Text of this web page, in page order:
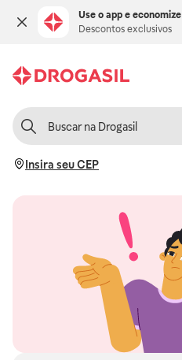
Use o app e economize
Descontos exclusivos
Insira seu CEP